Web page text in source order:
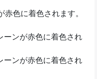
色に着色されます。
ーンが赤色に着色され
ーンが赤色に着色され